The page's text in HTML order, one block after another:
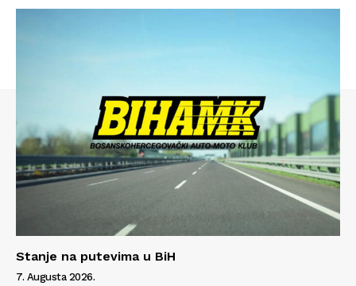
Kontakt
Impressum
Stanje na putevima u BiH
7. Augusta 2026.